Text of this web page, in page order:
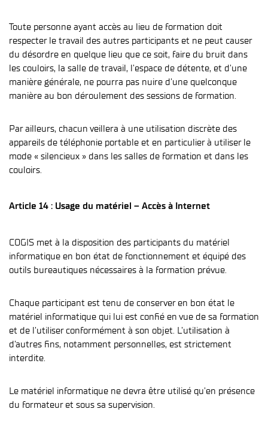
Toute personne ayant accès au lieu de formation doit
respecter le travail des autres participants et ne peut causer
du désordre en quelque lieu que ce soit, faire du bruit dans
les couloirs, la salle de travail, l’espace de détente, et d’une
manière générale, ne pourra pas nuire d’une quelconque
manière au bon déroulement des sessions de formation.
Par ailleurs, chacun veillera à une utilisation discrète des
appareils de téléphonie portable et en particulier à utiliser le
mode « silencieux » dans les salles de formation et dans les
couloirs.
Article 14 : Usage du matériel – Accès à Internet
COGIS met à la disposition des participants du matériel
informatique en bon état de fonctionnement et équipé des
outils bureautiques nécessaires à la formation prévue.
Chaque participant est tenu de conserver en bon état le
matériel informatique qui lui est confié en vue de sa formation
et de l’utiliser conformément à son objet. L’utilisation à
d’autres fins, notamment personnelles, est strictement
interdite.
Le matériel informatique ne devra être utilisé qu’en présence
du formateur et sous sa supervision.